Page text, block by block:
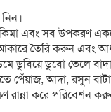
এবং সব উপকরণ
তৈরি করুন এবং আধা
ডুবিয়ে ডুবো তেলে
পেঁয়াজ, আদা, রসুন
রান্না করে পরিবেশন